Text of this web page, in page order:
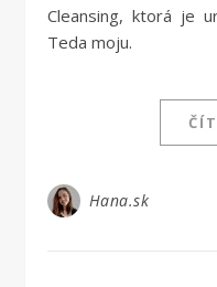
Cleansing, ktorá je
Teda moju.
Hana.sk